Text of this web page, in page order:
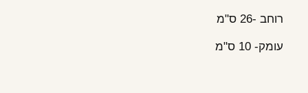
רוחב -26 ס"מ
עומק- 10 ס"מ